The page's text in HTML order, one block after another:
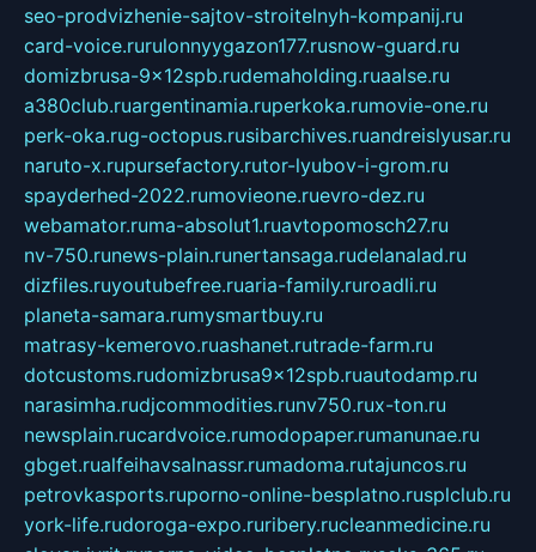
seo-prodvizhenie-sajtov-stroitelnyh-kompanij.ru
card-voice.rurulonnyygazon177.rusnow-guard.ru
domizbrusa-9x12spb.rudemaholding.ruaalse.ru
a380club.ruargentinamia.ruperkoka.rumovie-one.ru
perk-oka.rug-octopus.rusibarchives.ruandreislyusar.ru
naruto-x.rupursefactory.rutor-lyubov-i-grom.ru
spayderhed-2022.rumovieone.ruevro-dez.ru
webamator.ruma-absolut1.ruavtopomosch27.ru
nv-750.runews-plain.runertansaga.rudelanalad.ru
dizfiles.ruyoutubefree.ruaria-family.ruroadli.ru
planeta-samara.rumysmartbuy.ru
matrasy-kemerovo.ruashanet.rutrade-farm.ru
dotcustoms.rudomizbrusa9x12spb.ruautodamp.ru
narasimha.rudjcommodities.runv750.rux-ton.ru
newsplain.rucardvoice.rumodopaper.rumanunae.ru
gbget.rualfeihavsalnassr.rumadoma.rutajuncos.ru
petrovkasports.ruporno-online-besplatno.rusplclub.ru
york-life.rudoroga-expo.ruribery.rucleanmedicine.ru